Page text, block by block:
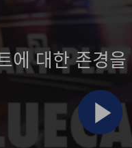
에 대한존경